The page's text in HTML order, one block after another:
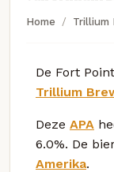
Home Trillium
De Fort
Trillium
Deze APA
6.0%. De
Amerika.